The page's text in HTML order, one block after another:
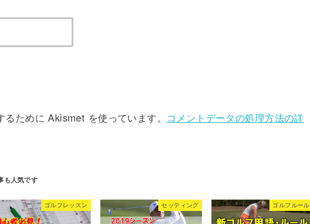
ために Akismet を使っています。 コメントデータの処理方法の詳
ゴルフレッスン セッティング ゴルフルール